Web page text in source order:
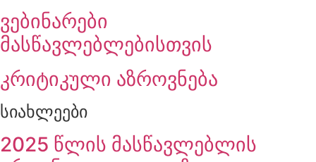
ვებინარები
მასწავლებლებისთვის
კრიტიკული აზროვნება
სიახლეები
2025 წლის მასწავლებლის